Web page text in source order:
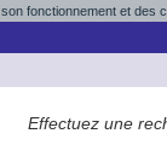
fonctionnement et des